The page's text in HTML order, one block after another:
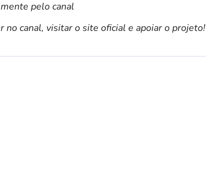
pelo canal
no canal, visitar o site oficial e apoiar o projeto!